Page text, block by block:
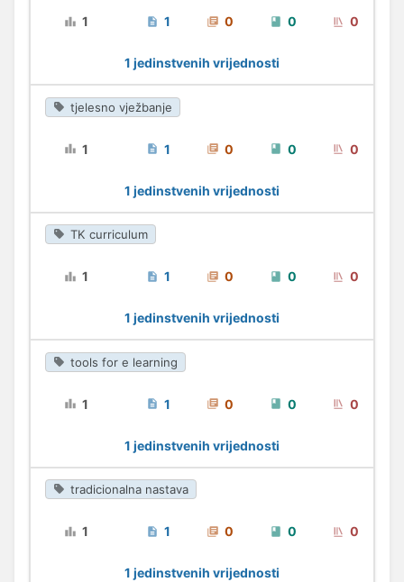
1 1 0 0 0
1 jedinstvenih vrijednosti
tjelesno vježbanje
1 1 0 0 0
1 jedinstvenih vrijednosti
TK curriculum
1 1 0 0 0
1 jedinstvenih vrijednosti
tools for e learning
1 1 0 0 0
1 jedinstvenih vrijednosti
tradicionalna nastava
1 1 0 0 0
1 jedinstvenih vrijednosti